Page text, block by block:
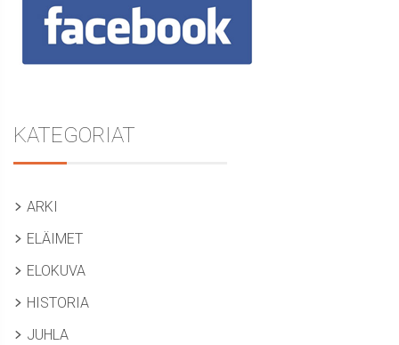
KATEGORIAT
ARKI
ELÄIMET
ELOKUVA
HISTORIA
JUHLA